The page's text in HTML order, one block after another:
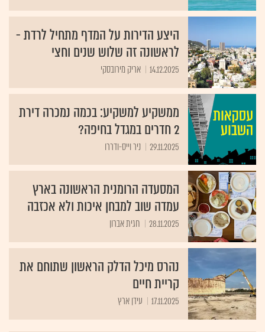
היצע הדירות על המדף מתחיל לרדת -
לראשונה זה שלוש שנים וחצי
14.12.2025 אריק מירובסקי
ממשקיע למשקיע: בכמה נמכרה דירת
2 חדרים במגדל בחיפה?
29.11.2025 ניר וייס-ודררו
המסעדה הרומנית הראשונה בארץ
עמדה שוב למבחן איכות ולא אכזבה
28.11.2025 חגית אברון
נהרס מיכל הדלק הראשון שתוחם את
קריית חיים
17.11.2025 עידן ארץ